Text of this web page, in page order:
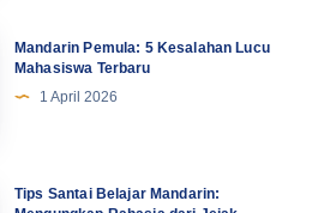
Mandarin Pemula: 5 Kesalahan Lucu
Mahasiswa Terbaru
1 April 2026
Tips Santai Belajar Mandarin: